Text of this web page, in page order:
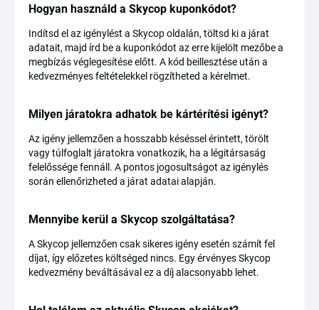
Hogyan használd a Skycop kuponkódot?
Indítsd el az igénylést a Skycop oldalán, töltsd ki a járat
adatait, majd írd be a kuponkódot az erre kijelölt mezőbe a
megbízás véglegesítése előtt. A kód beillesztése után a
kedvezményes feltételekkel rögzítheted a kérelmet.
Milyen járatokra adhatok be kártérítési igényt?
Az igény jellemzően a hosszabb késéssel érintett, törölt
vagy túlfoglalt járatokra vonatkozik, ha a légitársaság
felelőssége fennáll. A pontos jogosultságot az igénylés
során ellenőrizheted a járat adatai alapján.
Mennyibe kerül a Skycop szolgáltatása?
A Skycop jellemzően csak sikeres igény esetén számít fel
díjat, így előzetes költséged nincs. Egy érvényes Skycop
kedvezmény beváltásával ez a díj alacsonyabb lehet.